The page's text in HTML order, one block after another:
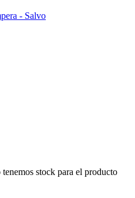
stock para el producto